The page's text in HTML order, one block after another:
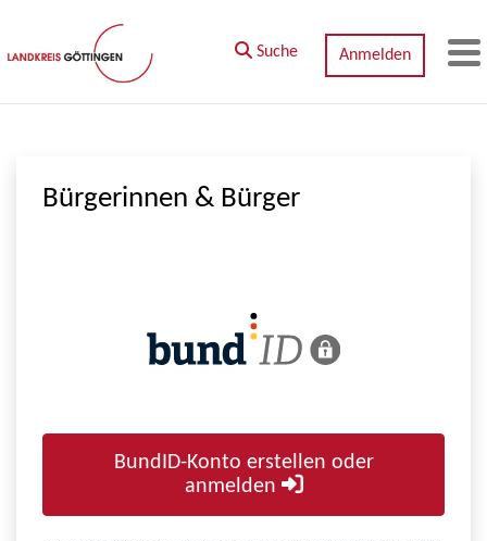
Zum Hauptinhalt springen
Suche Anmelden
Bürgerinnen & Bürger
BundID-Konto erstellen oder
anmelden